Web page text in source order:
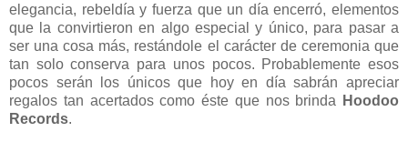
elegancia, rebeldía y fuerza que un día encerró, elementos
que la convirtieron en algo especial y único, para pasar a
ser una cosa más, restándole el carácter de ceremonia que
tan solo conserva para unos pocos. Probablemente esos
pocos serán los únicos que hoy en día sabrán apreciar
regalos tan acertados como éste que nos brinda
Hoodoo
Records.